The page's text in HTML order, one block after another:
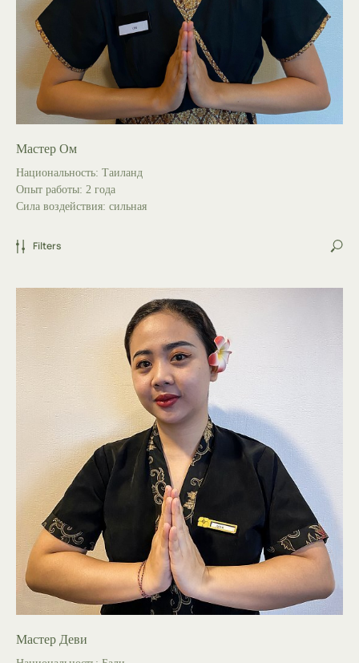
Мастер Ом
Национальность: Таиланд
Опыт работы: 2 года
Сила воздействия: сильная
Filters
Мастер Деви